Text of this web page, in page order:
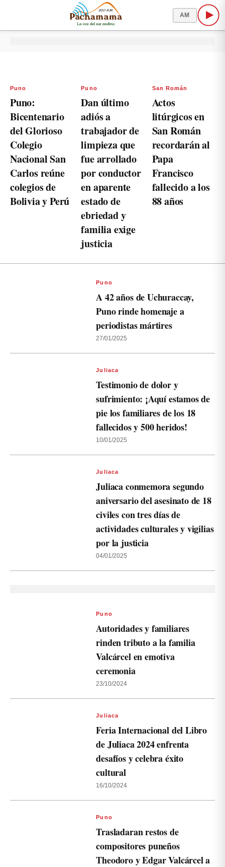
AM
Puno
Puno:
Bicentenario
del Glorioso
Colegio
Nacional San
Carlos reúne
colegios de
Bolivia y Perú
Puno
Dan último
adiós a
trabajador de
limpieza que
fue arrollado
por conductor
en aparente
estado de
ebriedad y
familia exige
justicia
San Román
Actos
litúrgicos en
San Román
recordarán al
Papa
Francisco
fallecido a los
88 años
Puno
A 42 años de Uchuraccay,
Puno rinde homenaje a
periodistas mártires
27/01/2025
Juliaca
Testimonio de dolor y
sufrimiento: ¡Aquí estamos de
pie los familiares de los 18
fallecidos y 500 heridos!
10/01/2025
Juliaca
Juliaca conmemora segundo
aniversario del asesinato de 18
civiles con tres días de
actividades culturales y vigilias
por la justicia
04/01/2025
Puno
Autoridades y familiares
rinden tributo a la familia
Valcárcel en emotiva
ceremonia
23/10/2024
Juliaca
Feria Internacional del Libro
de Juliaca 2024 enfrenta
desafíos y celebra éxito
cultural
16/10/2024
Puno
Trasladaran restos de
compositores puneños
Theodoro y Edgar Valcárcel a